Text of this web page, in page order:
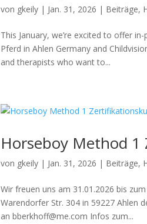
von gkeily | Jan. 31, 2026 | Beiträge,
This January, we’re excited to offer
Pferd in Ahlen Germany and
and therapists who want to...
Horseboy Method
von gkeily | Jan. 31, 2026 | Beiträge,
Wir freuen uns am 31.01.2026 bis
Warendorfer Str. 304 in 59227
an bberkhoff@me.com Infos zum...